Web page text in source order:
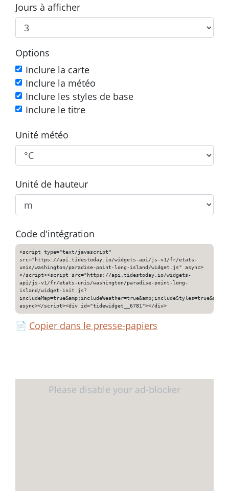
Jours à afficher
Options
Inclure la carte
Inclure la météo
Inclure les styles de base
Inclure le titre
Unité météo
Unité de hauteur
Code d'intégration
<script type="text/javascript"
src="https://api.tidestoday.io/widgets-api/js-v1/fr/etats-
unis/washington/paradise-point-long-island/widget.js" async>
</script><script src="https://api.tidestoday.io/widgets-
api/js-v1/fr/etats-unis/washington/paradise-point-long-
island/widget-init.js?
async></script><div id="tidewidget__6781"></div>
📄 Copier dans le presse-papiers